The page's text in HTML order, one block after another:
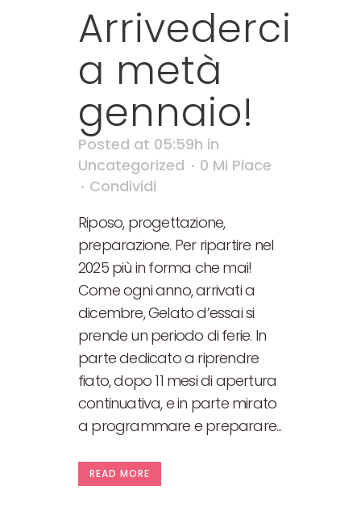
Arrivederci
a metà
gennaio!
Posted at 05:59h in
Uncategorized
0 Mi Piace
Condividi
Riposo, progettazione,
preparazione. Per ripartire nel
2025 più in forma che mai!
Come ogni anno, arrivati a
dicembre, Gelato d’essai si
prende un periodo di ferie. In
parte dedicato a riprendre
fiato, dopo 11 mesi di apertura
continuativa, e in parte mirato
a programmare e preparare...
READ MORE